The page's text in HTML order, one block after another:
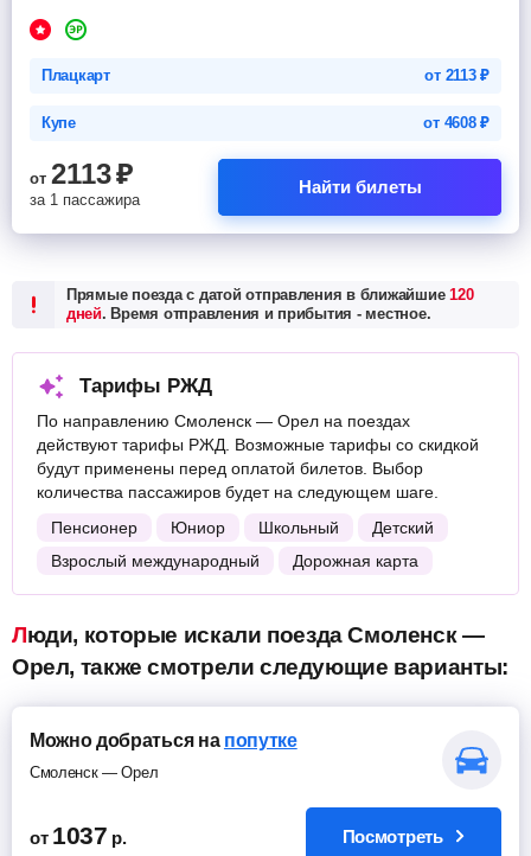
Плацкарт от 2113₽
Купе от 4608₽
от 2113₽
за 1 пассажира
Найти билеты
Прямые поезда с датой отправления в ближайшие120
дней. Время отправления и прибытия - местное.
Тарифы РЖД
По направлению Смоленск — Орел на поездах
действуют тарифы РЖД. Возможные тарифы со скидкой
будут применены перед оплатой билетов. Выбор
количества пассажиров будет на следующем шаге.
Пенсионер
Юниор Школьный
Детский
Взрослый международный
Дорожная карта
Люди, которые искали поезда Смоленск —
Орел, также смотрели следующие варианты:
Можно добраться на попутке
Смоленск — Орел
от 1037 р. Посмотреть